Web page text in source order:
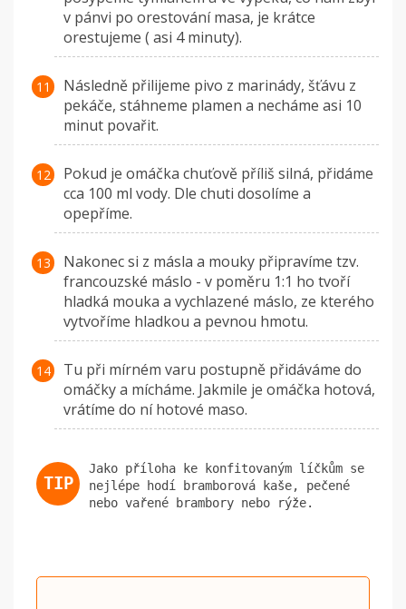
v pánvi po orestování masa, je krátce
orestujeme ( asi 4 minuty).
Následně přilijeme pivo z marinády, šťávu z
pekáče, stáhneme plamen a necháme asi 10
minut povařit.
Pokud je omáčka chuťově příliš silná, přidáme
cca 100 ml vody. Dle chuti dosolíme a
opepříme.
Nakonec si z másla a mouky připravíme tzv.
francouzské máslo - v poměru 1:1 ho tvoří
hladká mouka a vychlazené máslo, ze kterého
vytvoříme hladkou a pevnou hmotu.
Tu při mírném varu postupně přidáváme do
omáčky a mícháme. Jakmile je omáčka hotová,
vrátíme do ní hotové maso.
Jako příloha ke konfitovaným líčkům se
nejlépe hodí bramborová kaše, pečené
nebo vařené brambory nebo rýže.